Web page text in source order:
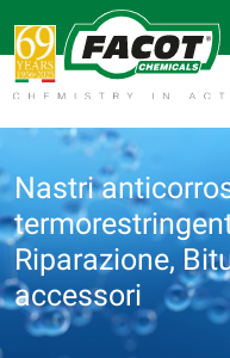
Nastri
Riparazione,
accessori